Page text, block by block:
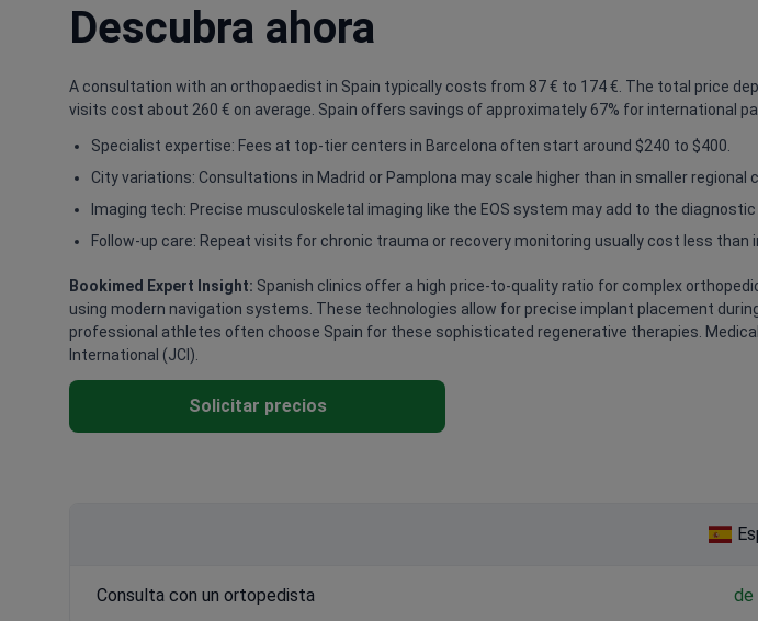
Descubra ahora
A consultation with an orthopaedist in Spain typically costs from 87 € to 174 €. The total price
visits cost about 260 € on average. Spain offers savings of approximately 67% for international
Specialist expertise: Fees at top-tier centers in Barcelona often start around $240 to $400.
City variations: Consultations in Madrid or Pamplona may scale higher than in smaller regional
Imaging tech: Precise musculoskeletal imaging like the EOS system may add to the diagnostic
Follow-up care: Repeat visits for chronic trauma or recovery monitoring usually cost less than
Bookimed Expert Insight: Spanish clinics offer a high price-to-quality ratio for complex
using modern navigation systems. These technologies allow for precise implant placement
professional athletes often choose Spain for these sophisticated regenerative therapies.
International (JCI).
Solicitar precios
Consulta con un ortopedista de